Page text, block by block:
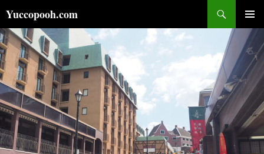
ン
テ
ン
ツ
へ
ス
キ
ッ
プ
Yuccopooh.com
索
メインメ
ニュー